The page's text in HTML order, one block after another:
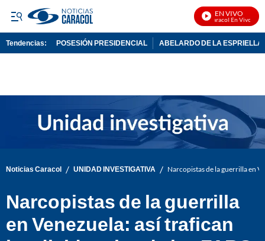
EN VIVO
Noticias Caracol En Vivo
Tendencias: POSESIÓN PRESIDENCIAL ABELARDO DE LA ESPRIELLA
Noticias Caracol / UNIDAD INVESTIGATIVA / Narcopistas de la guerrilla en
Narcopistas de la guerrilla
en Venezuela: así trafican